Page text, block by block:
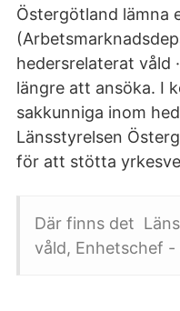
Östergötland lämna
hedersrelaterat våld
längre att ansöka. I
sakkunniga inom
Länsstyrelsen
för att stötta
Där finns det
våld, Enhetschef